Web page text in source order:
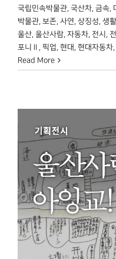
국립민속박물관 국산차 금속
박물관 보존 사연 상징성 생
울산 울산사람 자동차 전시
포니Ⅱ
픽업 현대 현대자동차
Read More